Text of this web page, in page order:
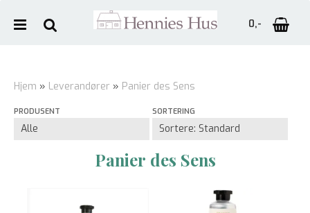
0,-
Hjem » Leverandører » Panier des Sens
PRODUSENT SORTERING
Panier des Sens